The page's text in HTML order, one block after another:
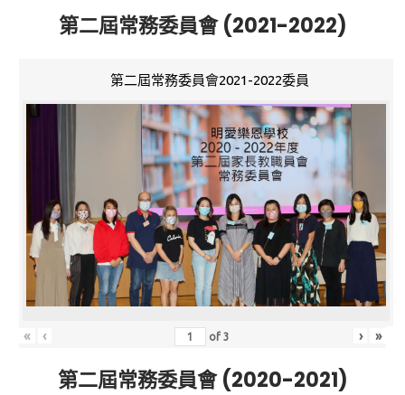
第二屆常務委員會 (2021-2022)
第二屆常務委員會2021-2022委員
« ‹ of3 › »
第二屆常務委員會 (2020-2021)